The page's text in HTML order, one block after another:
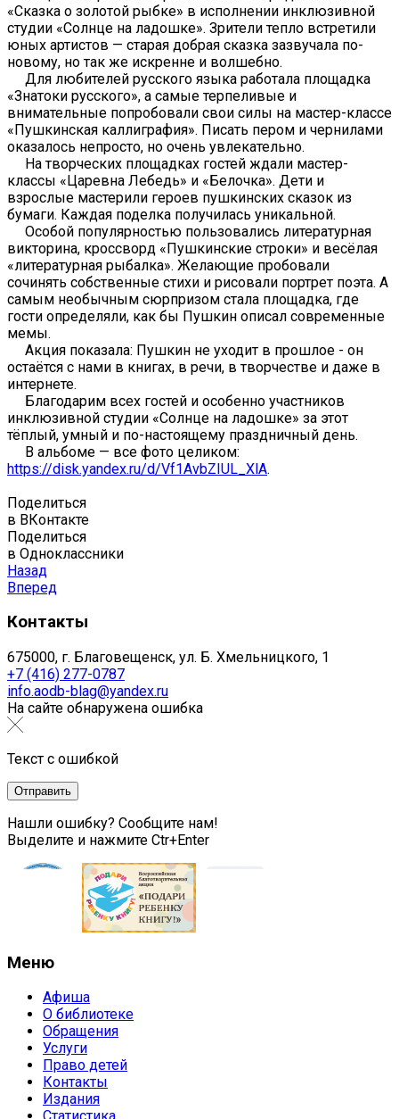
«Сказка о золотой рыбке» в исполнении инклюзивной
студии «Солнце на ладошке». Зрители тепло встретили
юных артистов — старая добрая сказка зазвучала по-
новому, но так же искренне и волшебно.
Для любителей русского языка работала площадка
«Знатоки русского», а самые терпеливые и
внимательные попробовали свои силы на мастер-классе
«Пушкинская каллиграфия». Писать пером и чернилами
оказалось непросто, но очень увлекательно.
На творческих площадках гостей ждали мастер-
классы «Царевна Лебедь» и «Белочка». Дети и
взрослые мастерили героев пушкинских сказок из
бумаги. Каждая поделка получилась уникальной.
Особой популярностью пользовались литературная
викторина, кроссворд «Пушкинские строки» и весёлая
«литературная рыбалка». Желающие пробовали
сочинять собственные стихи и рисовали портрет поэта. А
самым необычным сюрпризом стала площадка, где
гости определяли, как бы Пушкин описал современные
мемы.
Акция показала: Пушкин не уходит в прошлое - он
остаётся с нами в книгах, в речи, в творчестве и даже в
интернете.
Благодарим всех гостей и особенно участников
инклюзивной студии «Солнце на ладошке» за этот
тёплый, умный и по-настоящему праздничный день.
В альбоме — все фото целиком:
https://disk.yandex.ru/d/Vf1AvbZIUL_XlA.
Поделиться
в ВКонтакте
Поделиться
в Одноклассники
Назад
Вперед
Контакты
675000, г. Благовещенск, ул. Б. Хмельницкого, 1
+7 (416) 277-0787
info.aodb-blag@yandex.ru
На сайте обнаружена ошибка
Текст с ошибкой
Нашли ошибку? Сообщите нам!
Выделите и нажмите Ctr+Enter
Меню
Афиша
О библиотеке
Обращения
Услуги
Право детей
Контакты
Издания